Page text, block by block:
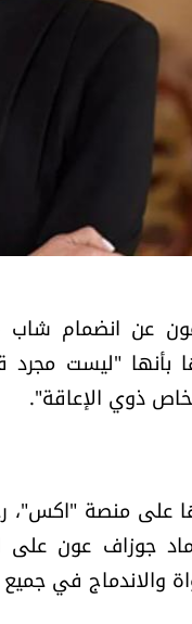
عن انضمام
ذوي الإعاقة".
على منصة "اكس"،
والاندماج في جميع